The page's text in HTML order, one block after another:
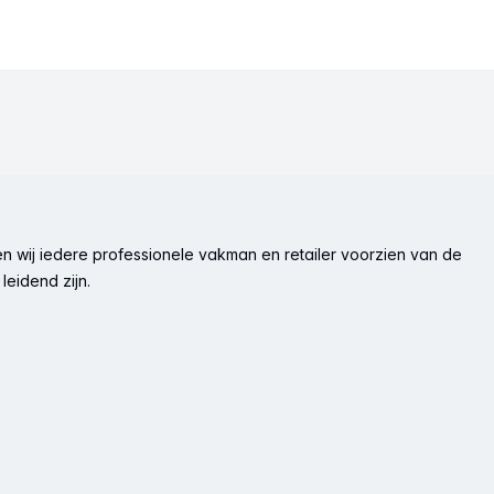
wij iedere professionele vakman en retailer voorzien van de
zijn.